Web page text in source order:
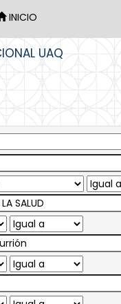
INICIO
UAQ